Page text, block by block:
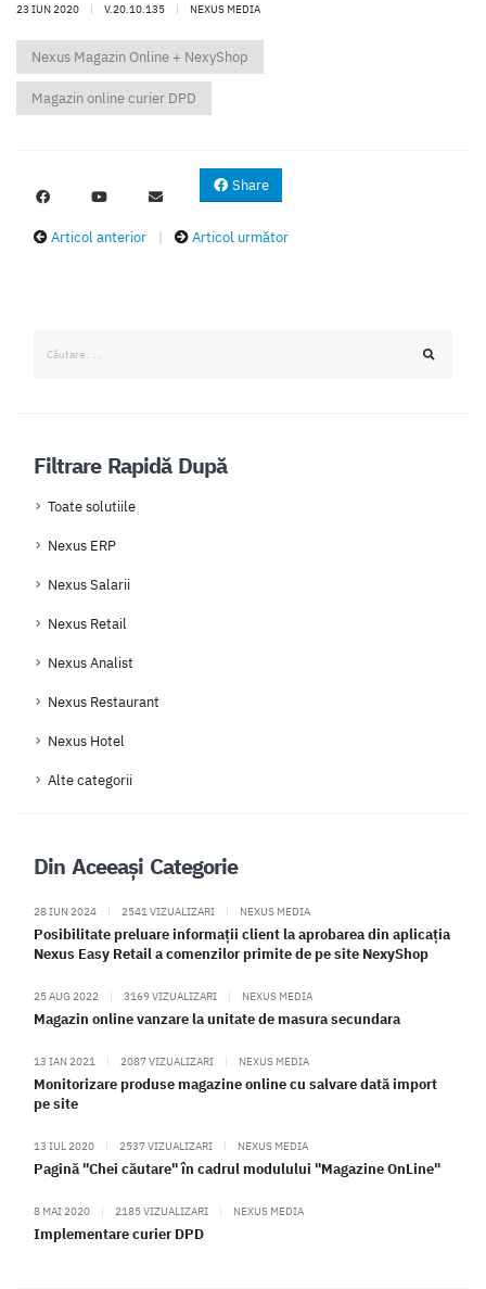
23 IUN 2020 | V.20.10.135 | NEXUS MEDIA
Nexus Magazin Online + NexyShop
Magazin online curier DPD
Share
Articol anterior Articol următor
Filtrare Rapidă După
Toate solutiile
Nexus ERP
Nexus Salarii
Nexus Retail
Nexus Analist
Nexus Restaurant
Nexus Hotel
Alte categorii
Din Aceeași Categorie
28 IUN 2024 | 2541 VIZUALIZARI | NEXUS MEDIA
Posibilitate preluare informații client la aprobarea din aplicația
Nexus Easy Retail a comenzilor primite de pe site NexyShop
25 AUG 2022 | 3169 VIZUALIZARI | NEXUS MEDIA
Magazin online vanzare la unitate de masura secundara
13 IAN 2021 | 2087 VIZUALIZARI | NEXUS MEDIA
Monitorizare produse magazine online cu salvare dată import
pe site
13 IUL 2020 | 2537 VIZUALIZARI | NEXUS MEDIA
Pagină "Chei căutare" în cadrul modulului "Magazine OnLine"
8 MAI 2020 | 2185 VIZUALIZARI | NEXUS MEDIA
Implementare curier DPD